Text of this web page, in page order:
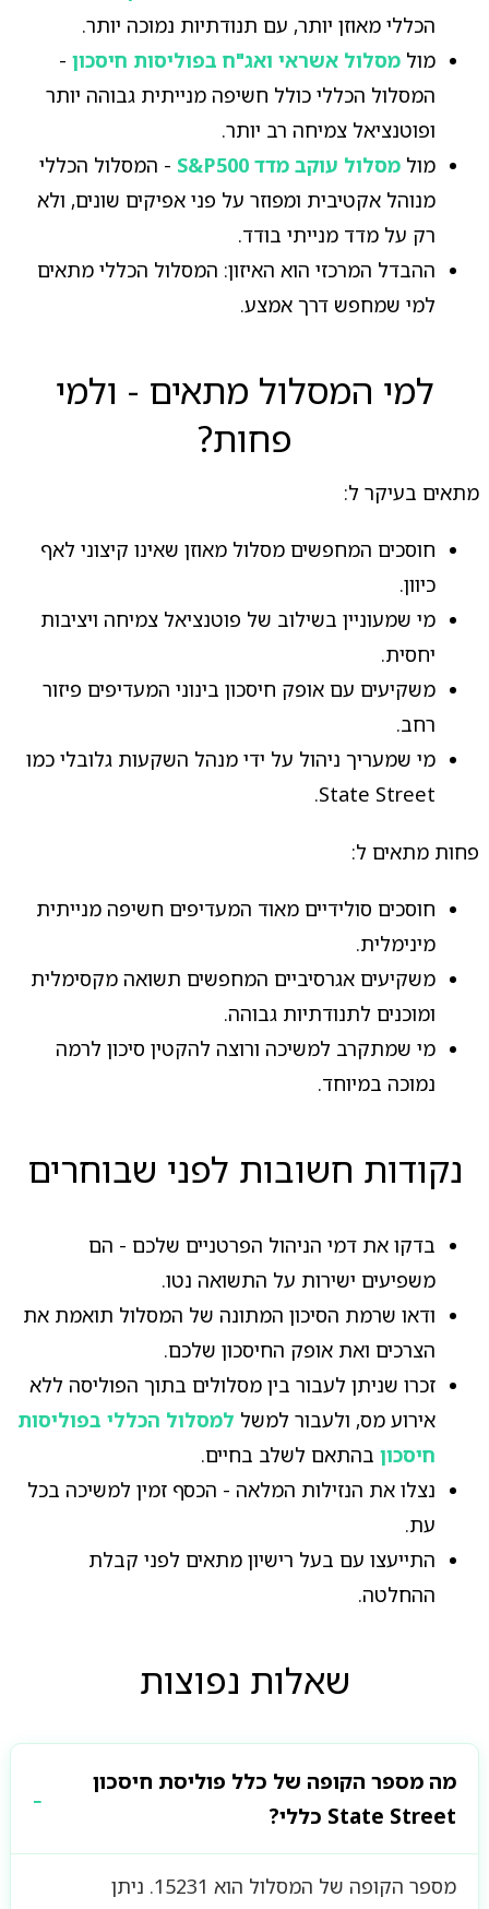
הכללי מאוזן יותר, עם תנודתיות נמוכה יותר.
מול מסלול אשראי ואג"ח בפוליסות חיסכון-
המסלול הכללי כולל חשיפה מנייתית גבוהה יותר
ופוטנציאל צמיחה רב יותר.
מול מסלול עוקב מדד S&P500
- המסלול הכללי
מנוהל אקטיבית ומפוזר על פני אפיקים שונים, ולא
רק על מדד מנייתי בודד.
ההבדל המרכזי הוא האיזון: המסלול הכללי מתאים
למי שמחפש דרך אמצע.
למי המסלול מתאים - ולמי
פחות?
מתאים בעיקר ל:
חוסכים המחפשים מסלול מאוזן שאינו קיצוני לאף
כיוון.
מי שמעוניין בשילוב של פוטנציאל צמיחה ויציבות
יחסית.
משקיעים עם אופק חיסכון בינוני המעדיפים פיזור
רחב.
מי שמעריך ניהול על ידי מנהל השקעות גלובלי כמו
State Street.
פחות מתאים ל:
חוסכים סולידיים מאוד המעדיפים חשיפה מנייתית
מינימלית.
משקיעים אגרסיביים המחפשים תשואה מקסימלית
ומוכנים לתנודתיות גבוהה.
מי שמתקרב למשיכה ורוצה להקטין סיכון לרמה
נמוכה במיוחד.
נקודות חשובות לפני שבוחרים
בדקו את דמי הניהול הפרטניים שלכם - הם
משפיעים ישירות על התשואה נטו.
ודאו שרמת הסיכון המתונה של המסלול תואמת את
הצרכים ואת אופק החיסכון שלכם.
זכרו שניתן לעבור בין מסלולים בתוך הפוליסה ללא
אירוע מס, ולעבור למשל למסלול הכללי בפוליסות
חיסכוןבהתאם לשלב בחיים.
נצלו את הנזילות המלאה - הכסף זמין למשיכה בכל
עת.
התייעצו עם בעל רישיון מתאים לפני קבלת
ההחלטה.
שאלות נפוצות
מה מספר הקופה של כלל פוליסת חיסכון
State Street כללי?
מספר הקופה של המסלול הוא 15231. ניתן